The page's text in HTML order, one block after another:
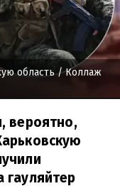
область/ Коллаж
вероятно,
гауляйтер